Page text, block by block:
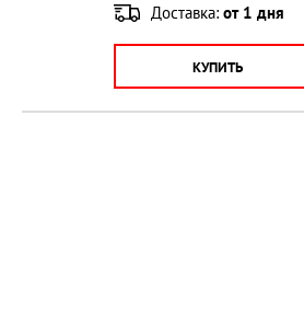
Доставка: от 1 дня
КУПИТЬ